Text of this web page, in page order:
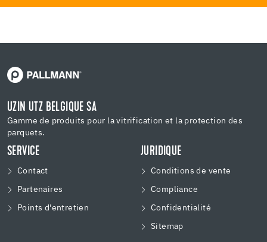
UZIN UTZ BELGIQUE SA
Gamme de produits pour la vitrification et la protection des
parquets.
SERVICE
Contact
Partenaires
Points d'entretien
JURIDIQUE
Conditions de vente
Compliance
Confidentialité
Sitemap